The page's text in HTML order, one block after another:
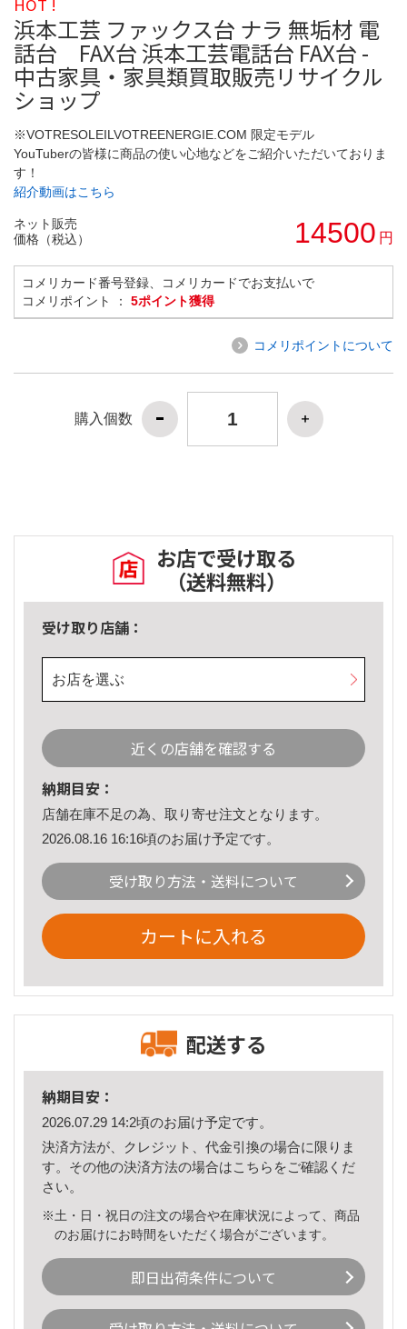
HOT !
浜本工芸 ファックス台 ナラ 無垢材 電
話台 FAX台 浜本工芸電話台 FAX台 -
中古家具・家具類買取販売リサイクル
ショップ
※VOTRESOLEILVOTREENERGIE.COM 限定モデル
YouTuberの皆様に商品の使い心地などをご紹介いただいておりま
す！
紹介動画はこちら
ネット販売
価格（税込）
14500 円
コメリカード番号登録、コメリカードでお支払いで
コメリポイント ： 5ポイント獲得
コメリポイントについて
購入個数
お店で受け取る
（送料無料）
受け取り店舗：
お店を選ぶ
近くの店舗を確認する
納期目安：
店舗在庫不足の為、取り寄せ注文となります。
2026.08.16 16:16頃のお届け予定です。
受け取り方法・送料について
カートに入れる
配送する
納期目安：
2026.07.29 14:2頃のお届け予定です。
決済方法が、クレジット、代金引換の場合に限りま
す。その他の決済方法の場合はこちら をご確認くだ
さい。
※土・日・祝日の注文の場合や在庫状況によって、商品
のお届けにお時間をいただく場合がございます。
即日出荷条件について